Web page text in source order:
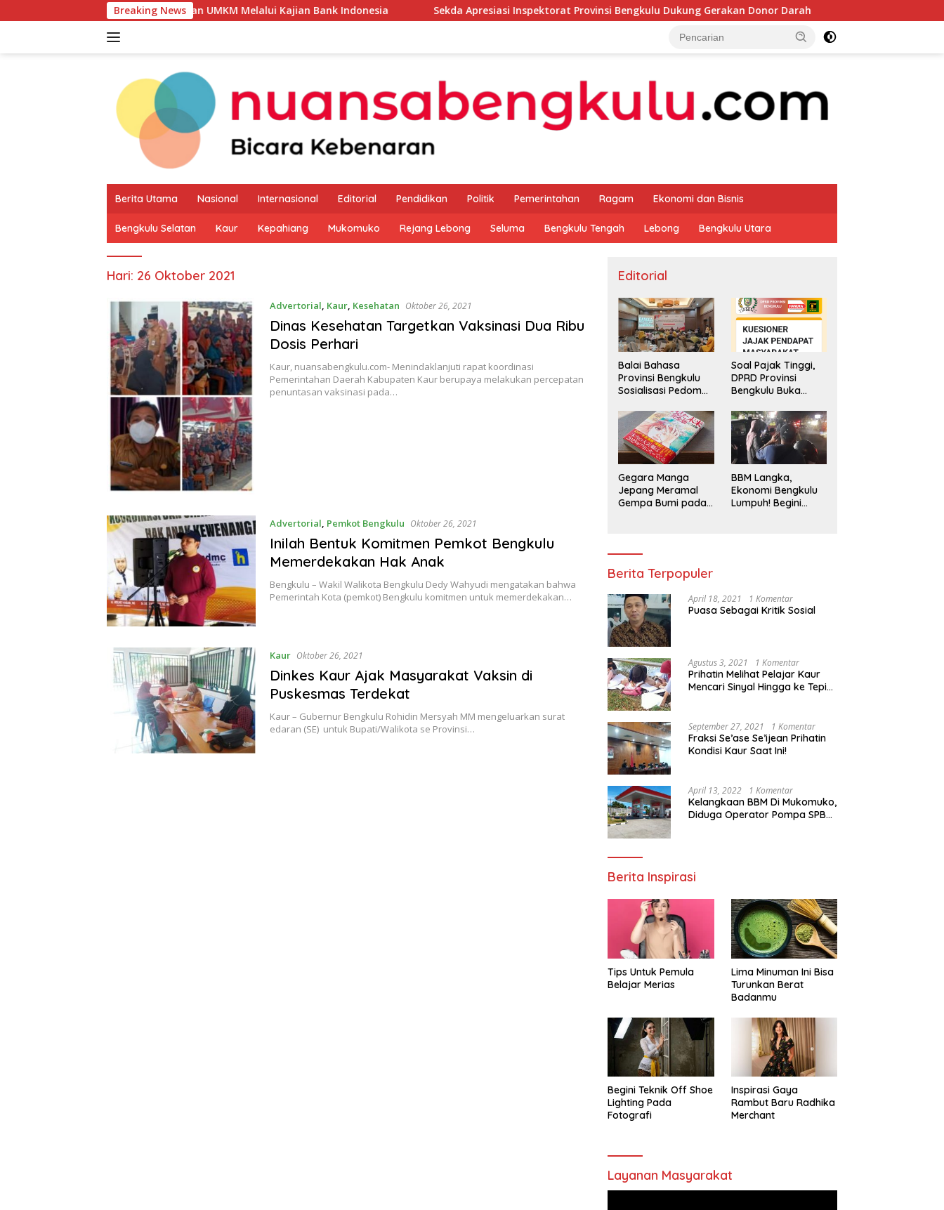
ke
Breaking News
Potensi Produk Unggulan UMKM Melalui Kajian Bank Indonesia Sekda Apresiasi Inspektorat Provinsi Bengkulu Dukung Gerakan Donor Darah Bupati Rifai Cek Ketersedia
Berita Utama Nasional Internasional Editorial Pendidikan Politik Pemerintahan Ragam Ekonomi dan Bisnis
Bengkulu Selatan Kaur Kepahiang Mukomuko Rejang Lebong Seluma Bengkulu Tengah Lebong Bengkulu Utara
Hari: 26 Oktober 2021
Advertorial, Kaur, Kesehatan Oktober 26, 2021
Dinas Kesehatan Targetkan Vaksinasi Dua Ribu
Dosis Perhari
Kaur, nuansabengkulu.com- Menindaklanjuti rapat koordinasi
Pemerintahan Daerah Kabupaten Kaur berupaya melakukan percepatan
penuntasan vaksinasi pada…
Advertorial, Pemkot Bengkulu Oktober 26, 2021
Inilah Bentuk Komitmen Pemkot Bengkulu
Memerdekakan Hak Anak
Bengkulu – Wakil Walikota Bengkulu Dedy Wahyudi mengatakan bahwa
Pemerintah Kota (pemkot) Bengkulu komitmen untuk memerdekakan…
Kaur Oktober 26, 2021
Dinkes Kaur Ajak Masyarakat Vaksin di
Puskesmas Terdekat
Kaur – Gubernur Bengkulu Rohidin Mersyah MM mengeluarkan surat
edaran (SE) untuk Bupati/Walikota se Provinsi…
Editorial
Balai Bahasa
Provinsi Bengkulu
Sosialisasi Pedoman
Penggunaan
Bahasa Indonesia
Soal Pajak Tinggi,
DPRD Provinsi
Bengkulu Buka
Pengaduan
Masyarakat
Gegara Manga
Jepang Meramal
Gempa Bumi pada
BBM Langka,
Ekonomi Bengkulu
Lumpuh! Begini
Berita Terpopuler
April 18, 2021 1 Komentar
Puasa Sebagai Kritik Sosial
Agustus 3, 2021 1 Komentar
Prihatin Melihat Pelajar Kaur
Mencari Sinyal Hingga ke Tepi
Segera Bertindak
September 27, 2021 1 Komentar
Fraksi Se’ase Se’ijean Prihatin
Kondisi Kaur Saat Ini!
April 13, 2022 1 Komentar
Kelangkaan BBM Di Mukomuko,
Diduga Operator Pompa SPBU
Berita Inspirasi
Tips Untuk Pemula
Belajar Merias
Lima Minuman Ini Bisa
Turunkan Berat
Badanmu
Begini Teknik Off Shoe
Lighting Pada
Fotografi
Inspirasi Gaya
Rambut Baru Radhika
Merchant
Layanan Masyarakat